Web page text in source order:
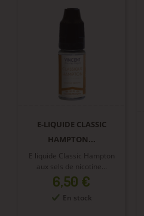
E-LIQUIDE CLASSIC
HAMPTON...
E liquide Classic Hampton
aux sels de nicotine...
Prix
6,50 €
En stock